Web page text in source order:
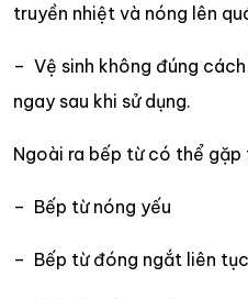
truyền nhiệt và nóng lên
– Vệ sinh không đúng
ngay sau khi sử dụng.
Ngoài ra bếp từ có thể gặp
– Bếp từ nóng yếu
– Bếp từ đóng ngắt liên tục